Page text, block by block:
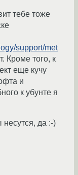
тебе тоже
support/met
Кроме того, к
еще кучу
и
к убунте я
да :-)